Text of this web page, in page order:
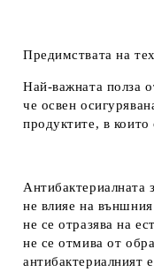
Предимствата на
Най-важната полза
че освен
продуктите, в които
Антибактериалната
не влияе на
не се отразява на
не се отмива от
антибактериалният